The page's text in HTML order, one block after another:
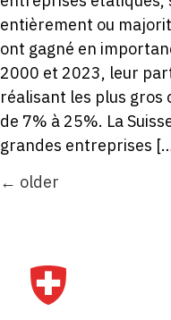
entièrement ou
ont gagné en
2000 et 2023, leur
réalisant les plus gros
de 7% à 25%. La
grandes entreprises
← older